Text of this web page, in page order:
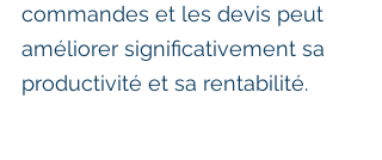
commandes et les devis peut
améliorer significativement sa
productivité et sa rentabilité.